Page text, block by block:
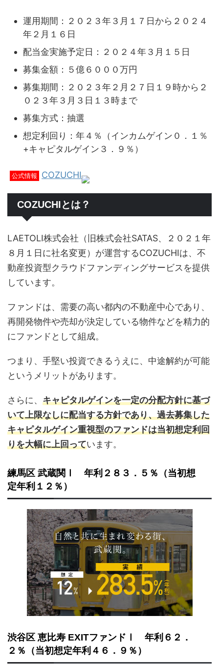
運用期間：２０２３年３月１７日から２０２４
年２月１６日
配当金実施予定日：２０２４年３月１５日
募集金額：５億６０００万円
募集期間：２０２３年２月２７日１９時から２
０２３年３月３日１３時まで
募集方式：抽選
想定利回り：年４％（インカムゲイン０．１％
+キャピタルゲイン３．９％）
公式情報 COZUCHI
COZUCHIとは？
LAETOLI株式会社（旧株式会社SATAS、２０２１年
８月１日に社名変更）が運営するCOZUCHIは、不
動産投資型クラウドファンディングサービスを提供
しています。
ファンドは、需要の高い都内の不動産中心であり、
再開発物件や売却が決定している物件などを精力的
にファンドとして組成。
つまり、手堅い投資できるうえに、中途解約が可能
というメリットがあります。
さらに、 キャピタルゲインを一定の分配方針に基づ
いて上限なしに配当する方針であり、過去募集した
キャピタルゲイン重視型のファンドは当初想定利回
りを大幅に上回っています。
練馬区 武蔵関Ⅰ 年利２８３．５％（当初想
定年利１２％）
渋谷区 恵比寿 EXITファンドⅠ 年利６２．
２％（当初想定年利４６．９％）